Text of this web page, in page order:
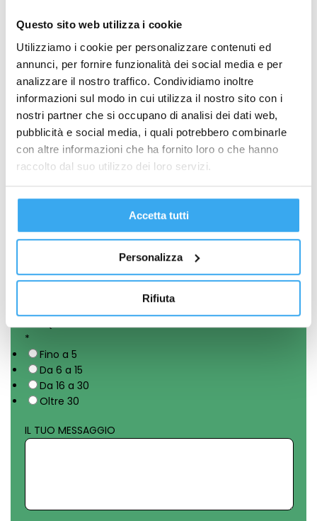
Questo sito web utilizza i cookie
Utilizziamo i cookie per personalizzare contenuti ed
annunci, per fornire funzionalità dei social media e per
analizzare il nostro traffico. Condividiamo inoltre
informazioni sul modo in cui utilizza il nostro sito con i
nostri partner che si occupano di analisi dei dati web,
pubblicità e social media, i quali potrebbero combinarle
con altre informazioni che ha fornito loro o che hanno
raccolto dal suo utilizzo dei loro servizi.
Accetta tutti
Personalizza
Rifiuta
COGNOME *
AZIENDA*
AREA PROFESSIONALE *
PER QUANTE RISORSE VERRÀ EROGATA LA FORMAZIONE?
*
Fino a 5
Da 6 a 15
Da 16 a 30
Oltre 30
IL TUO MESSAGGIO